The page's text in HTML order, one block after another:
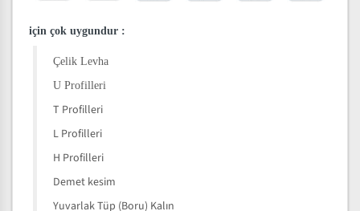
için çok uygundur :
Çelik Levha
U Profilleri
T Profilleri
L Profilleri
H Profilleri
Demet kesim
Yuvarlak Tüp (Boru) Kalın